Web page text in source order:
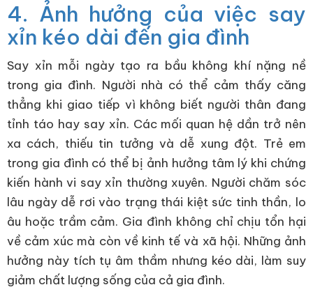
4. Ảnh hưởng của việc say
xỉn kéo dài đến gia đình
Say xỉn mỗi ngày tạo ra bầu không khí nặng nề
trong gia đình. Người nhà có thể cảm thấy căng
thẳng khi giao tiếp vì không biết người thân đang
tỉnh táo hay say xỉn. Các mối quan hệ dần trở nên
xa cách, thiếu tin tưởng và dễ xung đột. Trẻ em
trong gia đình có thể bị ảnh hưởng tâm lý khi chứng
kiến hành vi say xỉn thường xuyên. Người chăm sóc
lâu ngày dễ rơi vào trạng thái kiệt sức tinh thần, lo
âu hoặc trầm cảm. Gia đình không chỉ chịu tổn hại
về cảm xúc mà còn về kinh tế và xã hội. Những ảnh
hưởng này tích tụ âm thầm nhưng kéo dài, làm suy
giảm chất lượng sống của cả gia đình.